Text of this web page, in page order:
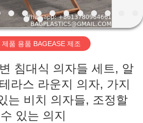
제품 용품 BAGEASE 제조
침대식 의자들 세트, 알
라스 라운지 의자, 가지
는 비치 의자들, 조정할
수 있는 의지